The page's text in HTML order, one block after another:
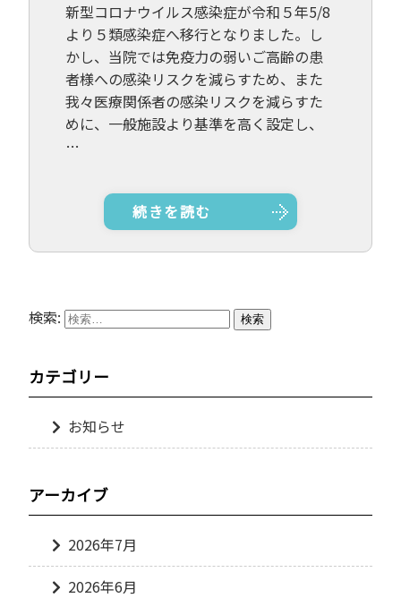
新型コロナウイルス感染症が令和５年5/8
より５類感染症へ移行となりました。し
かし、当院では免疫力の弱いご高齢の患
者様への感染リスクを減らすため、また
我々医療関係者の感染リスクを減らすた
めに、一般施設より基準を高く設定し、
…
続きを読む
検索:
カテゴリー
お知らせ
アーカイブ
2026年7月
2026年6月